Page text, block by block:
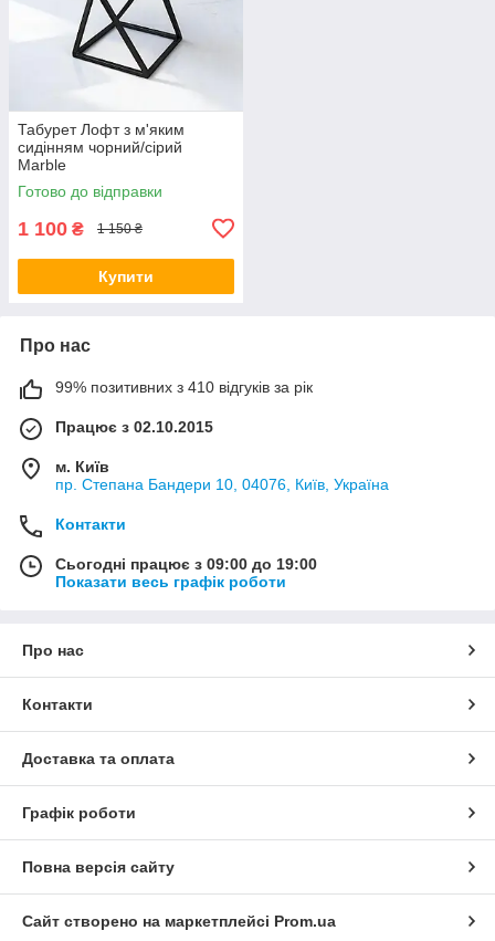
Табурет Лофт з м'яким
сидінням чорний/сірий
Marble
Готово до відправки
1 100 ₴ 1 150 ₴
Купити
Про нас
99% позитивних з 410 відгуків за рік
Працює з 02.10.2015
м. Київ
пр. Степана Бандери 10, 04076, Київ, Україна
Контакти
Сьогодні працює з 09:00 до 19:00
Показати весь графік роботи
Про нас
Контакти
Доставка та оплата
Графік роботи
Повна версія сайту
Сайт створено на маркетплейсі Prom.ua